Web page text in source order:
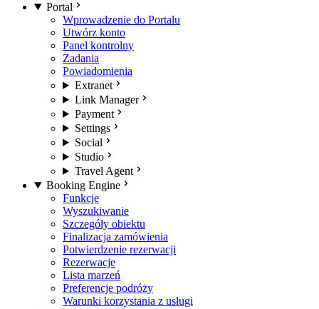
Portal
Wprowadzenie do Portalu
Utwórz konto
Panel kontrolny
Zadania
Powiadomienia
Extranet
Link Manager
Payment
Settings
Social
Studio
Travel Agent
Booking Engine
Funkcje
Wyszukiwanie
Szczegóły obiektu
Finalizacja zamówienia
Potwierdzenie rezerwacji
Rezerwacje
Lista marzeń
Preferencje podróży
Warunki korzystania z usługi